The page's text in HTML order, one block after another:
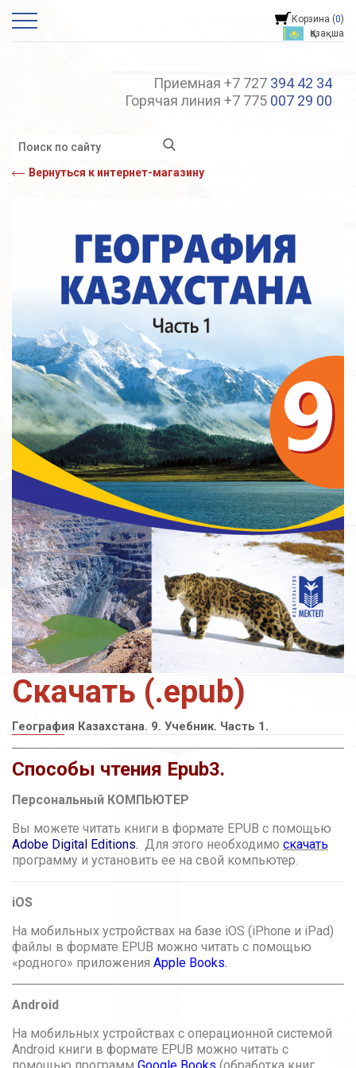
Корзина (0)
Қазақша
Приемная +7 727 394 42 34
Горячая линия +7 775 007 29 00
Вернуться к интернет-магазину
Скачать (.epub)
География Казахстана. 9. Учебник. Часть 1.
Способы чтения Epub3.
Персональный КОМПЬЮТЕР
Вы можете читать книги в формате EPUB с помощью
Adobe Digital Editions. Для этого необходимо скачать
программу и установить ее на свой компьютер.
iOS
На мобильных устройствах на базе iOS (iPhone и iPad)
файлы в формате EPUB можно читать с помощью
«родного» приложения Apple Books.
Android
На мобильных устройствах с операционной системой
Android книги в формате EPUB можно читать с